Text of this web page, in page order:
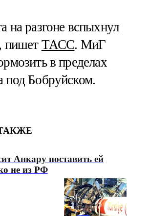
на разгоне вспыхнул
пишетТАСС. МиГ
в пределах
под Бобруйском.
Анкару поставить ей
не из РФ